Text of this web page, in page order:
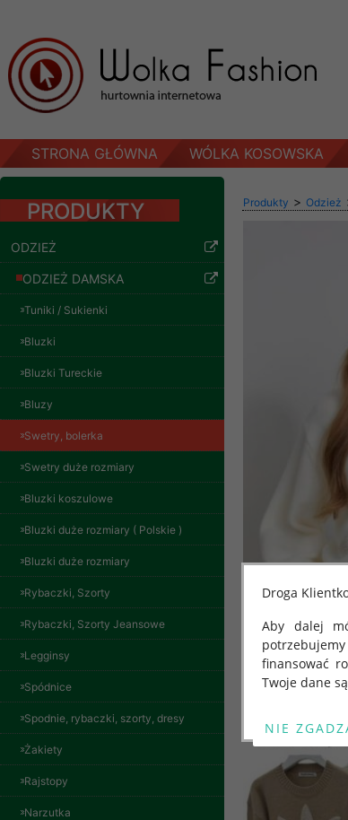
STRONA GŁÓWNA WÓLKA KOSOWSKA
PRODUKTY
ODZIEŻ
ODZIEŻ DAMSKA
Tuniki / Sukienki
Bluzki
Bluzki Tureckie
Bluzy
Swetry, bolerka
Swetry duże rozmiary
Bluzki koszulowe
Bluzki duże rozmiary ( Polskie )
Bluzki duże rozmiary
Rybaczki, Szorty
Rybaczki, Szorty Jeansowe
Legginsy
Spódnice
Spodnie, rybaczki, szorty, dresy
Żakiety
Rajstopy
Narzutka
Spodnie damskie
jeansy Roz 29-36, 1
Produkty > Odzież
Droga
Aby dalej
finansować
Twoje dane
Od 25 maja
kwietnia
"GDPR" lub
znajdziesz